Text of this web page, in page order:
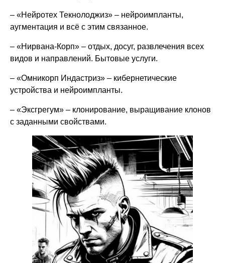
– «Нейротех Текнолоджиз» – нейроимпланты,
аугментация и всё с этим связанное.
– «Нирвана-Корп» – отдых, досуг, развлечения всех
видов и направлений. Бытовые услуги.
– «Омникорп Индастриз» – кибернетические
устройства и нейроимпланты.
– «Эксгрегум» – клонирование, выращивание клонов
с заданными свойствами.